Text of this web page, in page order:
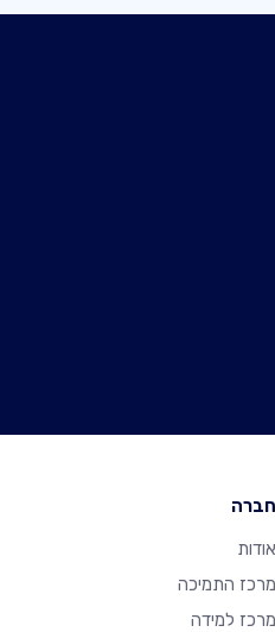
חברה
אודות
מרכז התמיכה
מרכז למידה